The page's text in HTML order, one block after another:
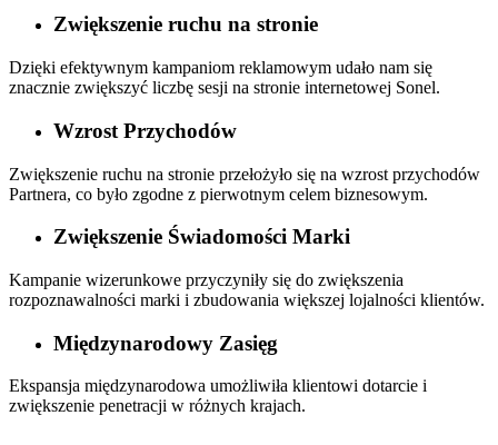
Zwiększenie ruchu na stronie
Dzięki efektywnym kampaniom reklamowym udało nam się
znacznie zwiększyć liczbę sesji na stronie internetowej Sonel.
Wzrost Przychodów
Zwiększenie ruchu na stronie przełożyło się na wzrost przychodów
Partnera, co było zgodne z pierwotnym celem biznesowym.
Zwiększenie Świadomości Marki
Kampanie wizerunkowe przyczyniły się do zwiększenia
rozpoznawalności marki i zbudowania większej lojalności klientów.
Międzynarodowy Zasięg
Ekspansja międzynarodowa umożliwiła klientowi dotarcie i
zwiększenie penetracji w różnych krajach.